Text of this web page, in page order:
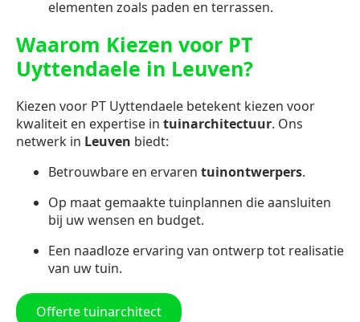
elementen zoals paden en terrassen.
Waarom Kiezen voor PT
Uyttendaele in Leuven?
Kiezen voor PT Uyttendaele betekent kiezen voor
kwaliteit en expertise in tuinarchitectuur. Ons
netwerk in Leuven biedt:
Betrouwbare en ervaren tuinontwerpers.
Op maat gemaakte tuinplannen die aansluiten
bij uw wensen en budget.
Een naadloze ervaring van ontwerp tot realisatie
van uw tuin.
Offerte tuinarchitect